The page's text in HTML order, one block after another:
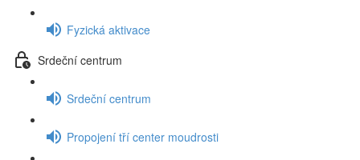
Fyzická aktivace
Srdeční centrum
Srdeční centrum
Propojení tří center moudrosti